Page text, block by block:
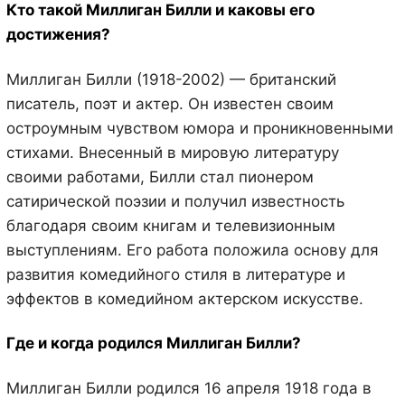
Кто такой Миллиган Билли и каковы его
достижения?
Миллиган Билли (1918-2002) — британский
писатель, поэт и актер. Он известен своим
остроумным чувством юмора и проникновенными
стихами. Внесенный в мировую литературу
своими работами, Билли стал пионером
сатирической поэзии и получил известность
благодаря своим книгам и телевизионным
выступлениям. Его работа положила основу для
развития комедийного стиля в литературе и
эффектов в комедийном актерском искусстве.
Где и когда родился Миллиган Билли?
Миллиган Билли родился 16 апреля 1918 года в